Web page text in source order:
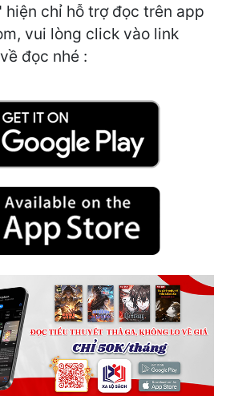
hiện chỉ hỗ trợ đọc trên app
vui lòng click vào link
đọc nhé :